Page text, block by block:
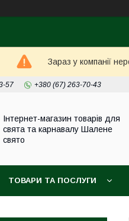
Зараз у компанії
57 +380 (67) 263-70-43
Інтернет-магазин товарів для
свята та карнавалу Шалене
свято
ТОВАРИ ТА ПОСЛУГИ